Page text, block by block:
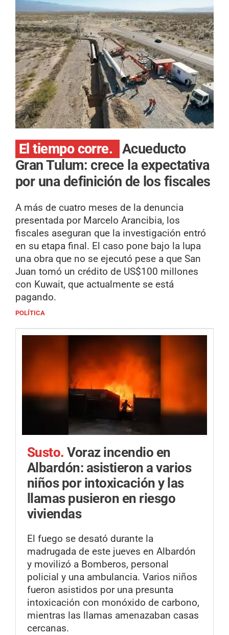
El tiempo corre. Acueducto
Gran Tulum: crece la expectativa
por una definición de los fiscales
A más de cuatro meses de la denuncia
presentada por Marcelo Arancibia, los
fiscales aseguran que la investigación entró
en su etapa final. El caso pone bajo la lupa
una obra que no se ejecutó pese a que San
Juan tomó un crédito de US$100 millones
con Kuwait, que actualmente se está
pagando.
POLÍTICA
Susto.Voraz incendio en
Albardón: asistieron a varios
niños por intoxicación y las
llamas pusieron en riesgo
viviendas
El fuego se desató durante la
madrugada de este jueves en Albardón
y movilizó a Bomberos, personal
policial y una ambulancia. Varios niños
fueron asistidos por una presunta
intoxicación con monóxido de carbono,
mientras las llamas amenazaban casas
cercanas.